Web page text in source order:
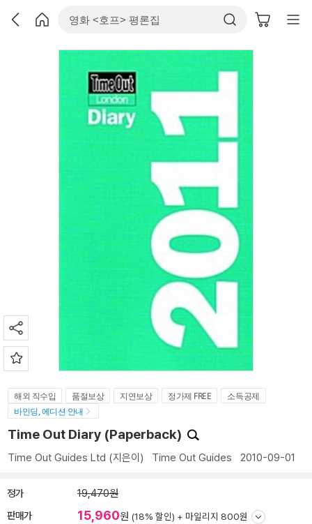
해외 직수입 품절보상 지연보상 정가제 FREE
소득공제
바인딩, 에디션 안내
Time Out Diary (Paperback)
Time Out Guides Ltd (지은이) Time Out Guides 2010-09-01
정가 19,470원
판매가 15,960원 (18% 할인) + 마일리지 800원